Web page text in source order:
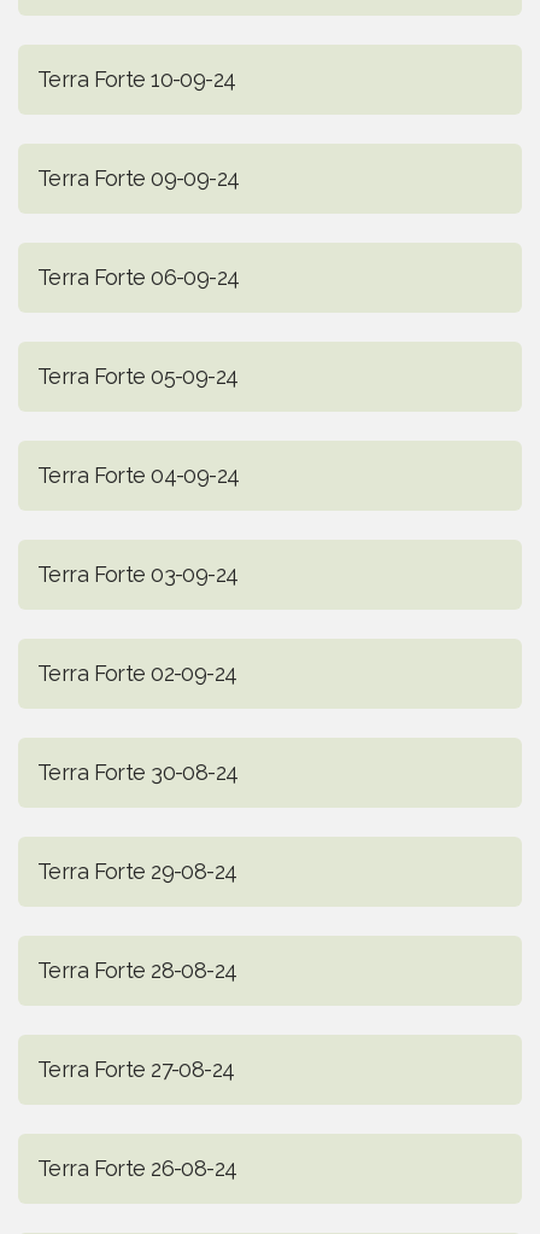
Terra Forte 10-09-24
Terra Forte 09-09-24
Terra Forte 06-09-24
Terra Forte 05-09-24
Terra Forte 04-09-24
Terra Forte 03-09-24
Terra Forte 02-09-24
Terra Forte 30-08-24
Terra Forte 29-08-24
Terra Forte 28-08-24
Terra Forte 27-08-24
Terra Forte 26-08-24